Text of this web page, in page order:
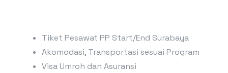
Tiket Pesawat PP Start/End Surabaya
Akomodasi, Transportasi sesuai Program
Visa Umroh dan Asuransi